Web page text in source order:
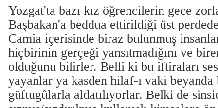
Yozgat'ta bazı kız öğrencilerin gece
Başbakan'a beddua ettirildiği üst
Camia içerisinde biraz bulunmuş
hiçbirinin gerçeği yansıtmadığını ve
olduğunu bilirler. Belli ki bu iftiraları
yayanlar ya kasden hilaf-ı vaki
güftugûlarla aldatılıyorlar. Belki de